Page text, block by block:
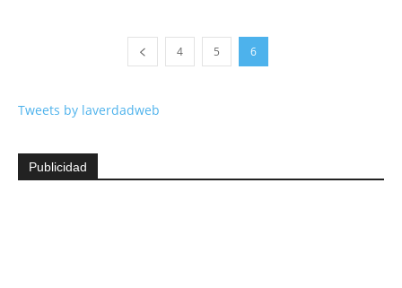
4 5 6
Tweets by laverdadweb
Publicidad